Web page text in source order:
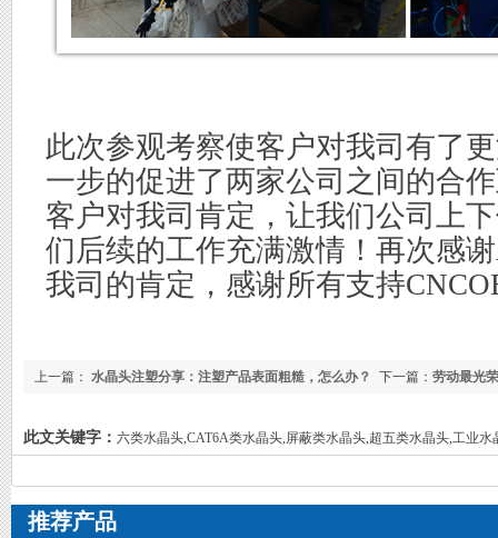
此次参观考察使客户对我司有了
一步的促进了两家公司之间的合
客户对我司肯定，让我们公司上
们后续的工作充满激情！再次感
我司的肯定，感谢所有支持
下一篇： 劳动最光
上一篇： 水晶头注塑分享：注塑产品表面粗糙，怎么办？
此文关键字： 六类水晶头,CAT6A类水晶头,屏蔽类水晶头,超五类水晶头,工业水
推荐产品